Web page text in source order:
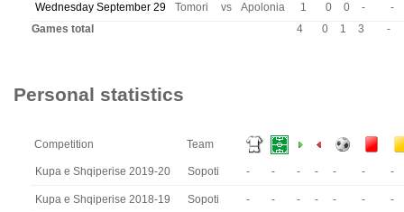
Wednesday September 29 Tomori vs Apolonia 1 0 0 -
-
Games total
4 0 1 3 -
Personal statistics
Competition Team
Kupa e Shqiperise 2019-20 Sopoti - - - - - - -
Kupa e Shqiperise 2018-19 Sopoti - - - - - - -